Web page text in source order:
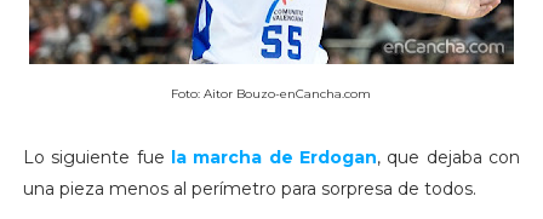
Foto: Aitor Bouzo-enCancha.com
Lo siguiente fue la marcha de Erdogan, que dejaba con
una pieza menos al perímetro para sorpresa de todos.